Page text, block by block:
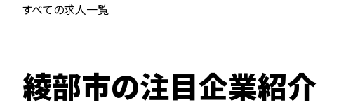
すべての求人一覧
綾部市の注目企業紹介